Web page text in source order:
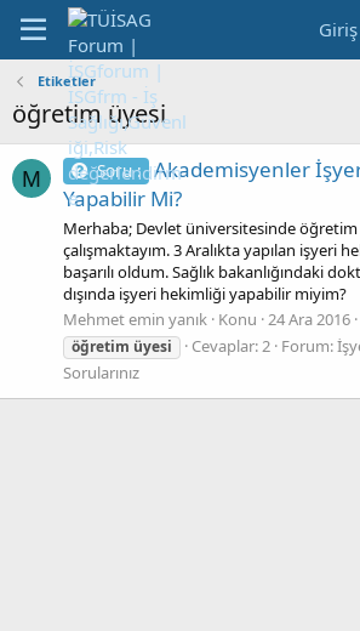
Etiketler
öğretim üyesi
M Soru : Akademisyenler
Yapabilir Mi?
Merhaba; Devlet üniversitesinde
çalışmaktayım. 3 Aralıkta yapılan işyeri
başarılı oldum. Sağlık bakanlığındaki
dışında işyeri hekimliği yapabilir miyim?
Mehmet emin yanık Konu 24 Ara 2016
öğretim üyesi Cevaplar: 2 Forum:
Sorularınız